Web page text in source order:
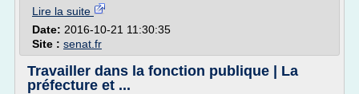
Lire la suite
Date: 2016-10-21 11:30:35
Site : senat.fr
Travailler dans la fonction publique | La
préfecture et ...